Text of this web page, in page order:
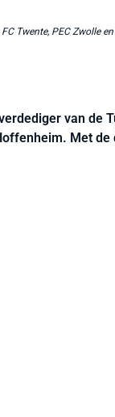
Twente, PEC Zwolle en
van de
Met de